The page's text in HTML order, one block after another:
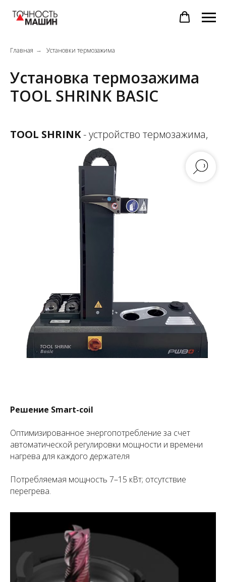
Главная → Установки термозажима
Установка термозажима
TOOL SHRINK BASIC
TOOL SHRINK- устройство термозажима,
Решение Smart-coil
Оптимизированное энергопотребление за счет
автоматической регулировки мощности и времени
нагрева для каждого держателя
Потребляемая мощность 7–15 кВт; отсутствие
перегрева.